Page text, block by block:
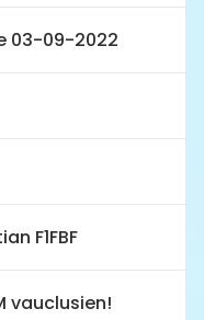
03-09-2022
F1FBF
vauclusien!